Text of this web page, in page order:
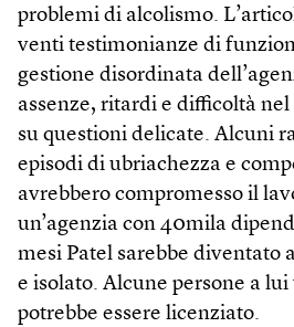
problemi di alcolismo.
venti testimonianze di
gestione disordinata
assenze, ritardi e difficoltà
su questioni delicate. Alcuni
episodi di ubriachezza e
avrebbero compromesso il
un’agenzia con 40mila
mesi Patel sarebbe diventato
e isolato. Alcune persone a
potrebbe essere licenziato.